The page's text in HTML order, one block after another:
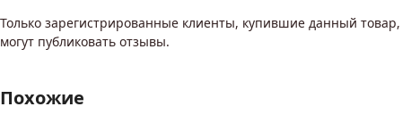
Только зарегистрированные клиенты, купившие данный товар,
могут публиковать отзывы.
Похожие